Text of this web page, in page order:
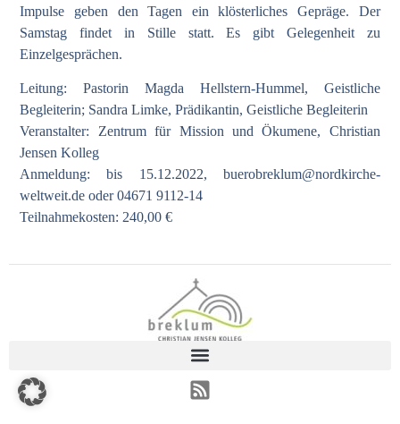
Impulse geben den Tagen ein klösterliches Gepräge. Der
Samstag findet in Stille statt. Es gibt Gelegenheit zu
Einzelgesprächen.
Leitung: Pastorin Magda Hellstern-Hummel, Geistliche
Begleiterin; Sandra Limke, Prädikantin, Geistliche Begleiterin
Veranstalter: Zentrum für Mission und Ökumene, Christian
Jensen Kolleg
Anmeldung: bis 15.12.2022, buerobreklum@nordkirche-
weltweit.de oder 04671 9112-14
Teilnahmekosten: 240,00 €